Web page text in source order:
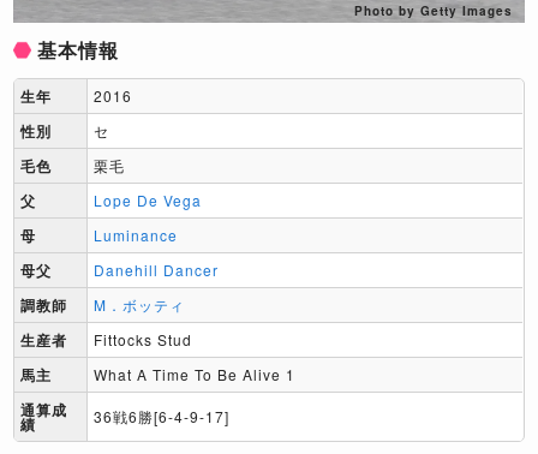
Photo by Getty Images
基本情報
生年 2016
性別 セ
毛色 栗毛
父 Lope De Vega
母 Luminance
母父 Danehill Dancer
調教師 M．ボッティ
生産者 Fittocks Stud
馬主 What A Time To Be Alive 1
通算成
績 36戦6勝[6-4-9-17]